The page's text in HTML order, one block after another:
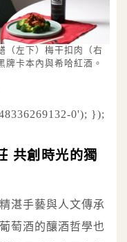
（左下）梅干扣肉（右
牌卡本內與希哈紅酒。
0'); });
共創時光的獨
湛手藝與人文傳承
萄酒的釀酒哲學也